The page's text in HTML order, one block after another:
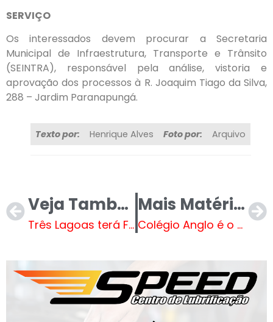
SERVIÇO
Os interessados devem procurar a Secretaria
Municipal de Infraestrutura, Transporte e Trânsito
(SEINTRA), responsável pela análise, vistoria e
aprovação dos processos à R. Joaquim Tiago da Silva,
288 – Jardim Paranapungá.
Texto por: Henrique Alves Foto por: Arquivo
Veja Também
Três Lagoas terá Feirão de Vagas no Dia do Trabalhador com entrevistas presenciais
Mais Matérias
Colégio Anglo é o grande vencedor do Vôlei de praia feminino do JET’s